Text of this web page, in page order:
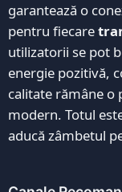
garantează o
pentru fiecare
utilizatorii se pot
energie pozitivă,
calitate rămâne o
modern. Totul
aducă zâmbetul